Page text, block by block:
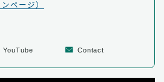
ページ）
YouTube Contact